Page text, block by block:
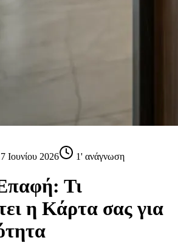
Ιουνίου 2026 1' ανάγνωση
Τι
η Κάρτα σας για